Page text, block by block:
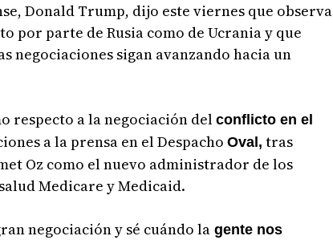
Donald Trump, dijo este viernes que observa
por parte de Rusia como de Ucrania y que
negociaciones sigan avanzando hacia un
respecto a la negociación del conflicto en el
a la prensa en el Despacho Oval, tras
Oz como el nuevo administrador de los
Medicare y Medicaid.
negociación y sé cuándo lagente nos